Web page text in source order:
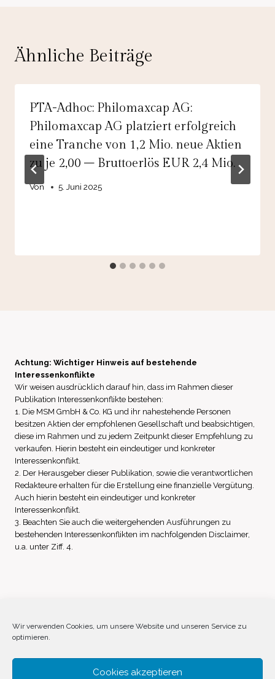
Wir verwenden Cookies, um unsere Website und unseren Service zu
optimieren.
Cookies akzeptieren
Ähnliche Beiträge
PTA-Adhoc: Philomaxcap AG:
Philomaxcap AG platziert erfolgreich
eine Tranche von 1,2 Mio. neue Aktien
zu je 2,00 – Bruttoerlös EUR 2,4 Mio.
Von 5. Juni 2025
Achtung: Wichtiger Hinweis auf bestehende
Interessenkonflikte
Wir weisen ausdrücklich darauf hin, dass im Rahmen dieser
Publikation Interessenkonflikte bestehen:
1. Die MSM GmbH & Co. KG und ihr nahestehende Personen
besitzen Aktien der empfohlenen Gesellschaft und beabsichtigen,
diese im Rahmen und zu jedem Zeitpunkt dieser Empfehlung zu
verkaufen. Hierin besteht ein eindeutiger und konkreter
Interessenkonflikt.
2. Der Herausgeber dieser Publikation, sowie die verantwortlichen
Redakteure erhalten für die Erstellung eine finanzielle Vergütung.
Auch hierin besteht ein eindeutiger und konkreter
Interessenkonflikt.
3. Beachten Sie auch die weitergehenden Ausführungen zu
bestehenden Interessenkonflikten im nachfolgenden Disclaimer,
u.a. unter Ziff. 4.
Impressum Datenschutz
Disclaimer